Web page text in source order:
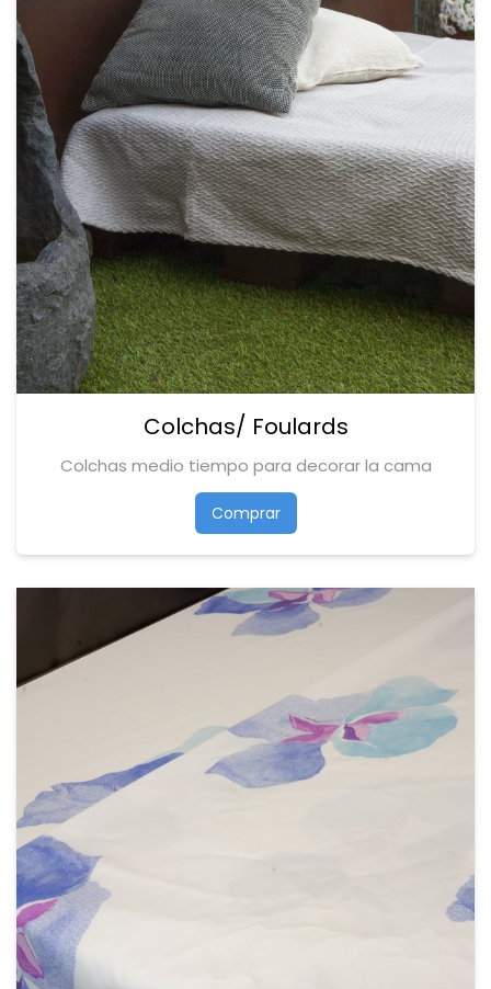
Colchas/ Foulards
Colchas medio tiempo para decorar la cama
Comprar